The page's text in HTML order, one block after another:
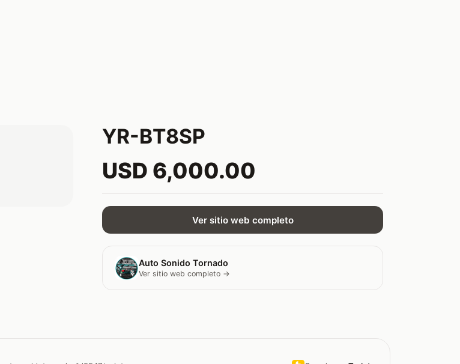
YR-BT8SP
USD 6,000.00
Ver sitio web completo
Auto Sonido Tornado
Ver sitio web completo →